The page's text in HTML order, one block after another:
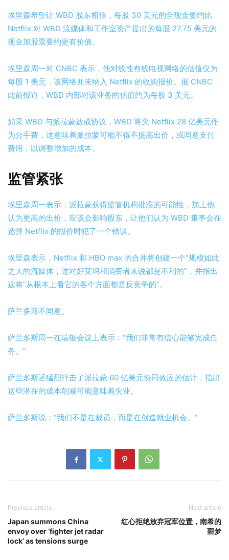
埃里森希望让 WBD 股东相信，每股 30 美元的全现金要约比
Netflix 对 WBD 流媒体和工作室资产提出的每股 27.75 美元的
现金加股票要约更有价值。
埃里森周一对 CNBC 表示，他对线性有线电视网络的估值仅为
每股 1 美元，该网络并未纳入 Netflix 的收购报价。据 CNBC
此前报道，WBD 内部对该业务的估值约为每股 3 美元。
如果 WBD 与派拉蒙达成协议，WBD 将欠 Netflix 28 亿美元作
为分手费，这意味着派拉蒙可能不得不提高出价，或同意支付
费用，以调整增加的成本。
监管紧张
埃里森周一表示，派拉蒙获得监管机构批准的可能性，加上他
认为更高的出价，应该会影响股东，让他们认为 WBD 董事会在
选择 Netflix 的报价时犯了一个错误。
埃里森表示，Netflix 和 HBO max 的合并将创建一个“规模如此
之大的流媒体，这对好莱坞和消费者来说都是不利的”，并指出
这将“从根本上看它的各个方面都是反竞争的”。
萨兰多斯不同意。
萨兰多斯周一在瑞银会议上表示：“我们非常有信心能够完成任
务。”
萨兰多斯还猛烈抨击了派拉蒙 60 亿美元协同效应的估计，指出
这些潜在的成本削减可能意味着失业。
萨兰多斯说：“我们不是在裁员，而是在创造就业机会。”
Previous article
Japan summons China
envoy over ‘fighter jet radar
lock’ as tensions surge
Next article
红心拒绝放弃冠军位置，南希的
噩梦